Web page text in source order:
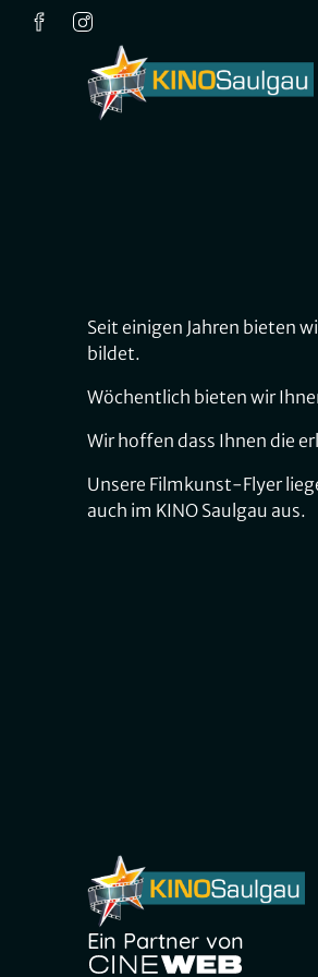
Zum Hauptinhalt springen
Seit einigen Jahren bieten
bildet.
Wöchentlich bieten wir
Wir hoffen dass Ihnen die
Unsere Filmkunst-Flyer
auch im KINO Saulgau aus.
Ein Partner von